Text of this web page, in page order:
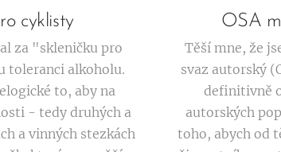
cyklisty
za "skleničku pro
toleranci alkoholu.
to, aby na
- tedy druhých a
a vinných stezkách
OSA
Těší mne, že
svaz autorský
definitivně
autorských
toho, abych od